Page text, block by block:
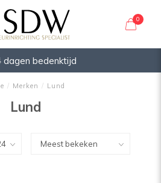
0
dagen bedenktijd
/ Merken / Lund
Lund